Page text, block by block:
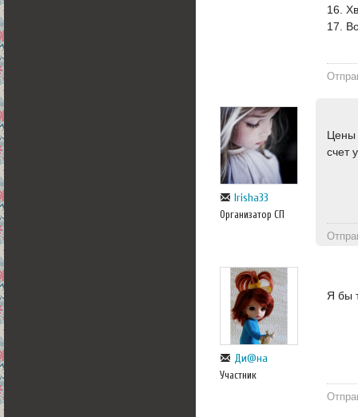
16.
17.
Irisha33
Организатор СП
Цены
счет
Ди@на
Участник
Я бы